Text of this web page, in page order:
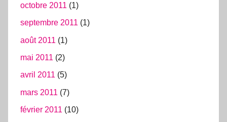
octobre 2011 (1)
septembre 2011 (1)
août 2011 (1)
mai 2011 (2)
avril 2011 (5)
mars 2011 (7)
février 2011 (10)